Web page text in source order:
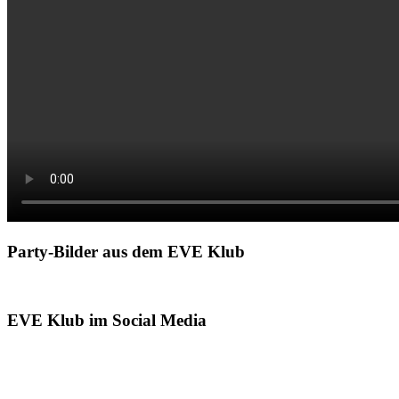
Party-Bilder aus dem EVE Klub
EVE Klub im Social Media